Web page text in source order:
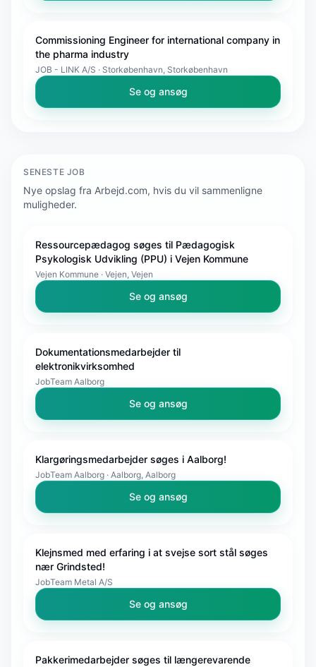
Commissioning Engineer for international company in
the pharma industry
JOB - LINK A/S · Storkøbenhavn, Storkøbenhavn
Se og ansøg
SENESTE JOB
Nye opslag fra Arbejd.com, hvis du vil sammenligne
muligheder.
Ressourcepædagog søges til Pædagogisk
Psykologisk Udvikling (PPU) i Vejen Kommune
Vejen Kommune · Vejen, Vejen
Se og ansøg
Dokumentationsmedarbejder til
elektronikvirksomhed
JobTeam Aalborg
Se og ansøg
Klargøringsmedarbejder søges i Aalborg!
JobTeam Aalborg · Aalborg, Aalborg
Se og ansøg
Klejnsmed med erfaring i at svejse sort stål søges
nær Grindsted!
JobTeam Metal A/S
Se og ansøg
Pakkerimedarbejder søges til længerevarende